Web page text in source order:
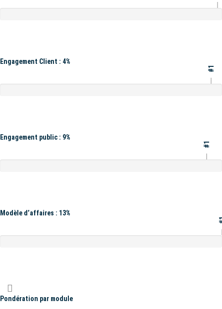
Engagement Client : 4%
#1
Engagement public : 9%
#1
Modèle d’affaires : 13%
Pondération par module